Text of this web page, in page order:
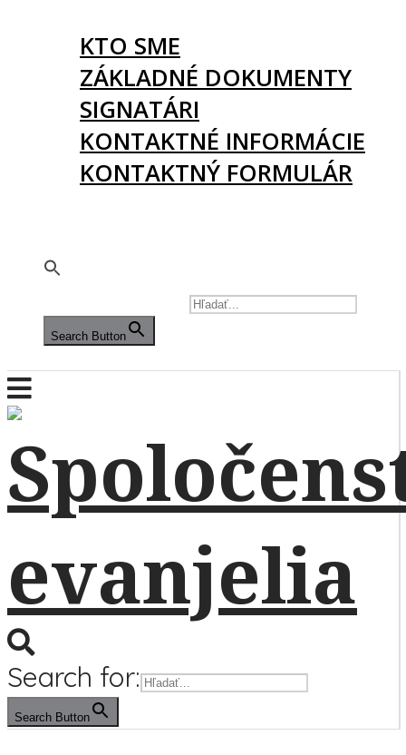
KTO SME
ZÁKLADNÉ DOKUMENTY
SIGNATÁRI
KONTAKTNÉ INFORMÁCIE
KONTAKTNÝ FORMULÁR
Search Button
Search for:
Search Button